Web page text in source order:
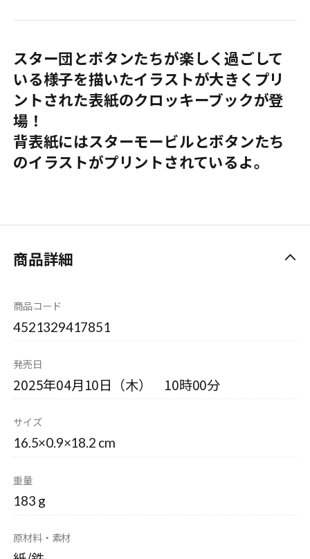
スター団とボタンたちが楽しく過ごして
いる様子を描いたイラストが大きくプリ
ントされた表紙のクロッキーブックが登
場！
背表紙にはスターモービルとボタンたち
のイラストがプリントされているよ。
商品詳細
商品コード
4521329417851
発売日
2025年04月10日（木） 10時00分
サイズ
16.5×0.9×18.2 cm
重量
183 g
原材料・素材